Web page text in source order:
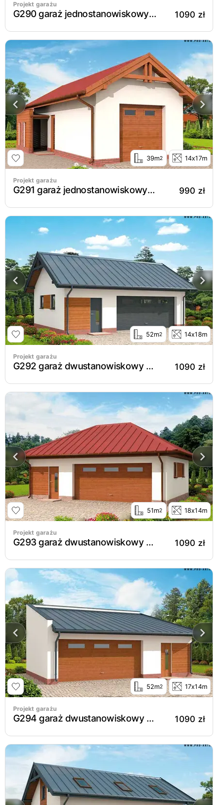
Projekt garażu
G290 garaż jednostanowiskowy z pomieszczeniem gospodarczym i weranda 1090 zł
39m2 14x17m
Projekt garażu
G291 garaż jednostanowiskowy z pomieszczeniem gospodarczym 990 zł
52m2 14x18m
Projekt garażu
G292 garaż dwustanowiskowy z pomieszczeniem gospodarczym 1090 zł
51m2 18x14m
Projekt garażu
G293 garaż dwustanowiskowy z pomieszczeniem gospodarczym 1090 zł
52m2 17x14m
Projekt garażu
G294 garaż dwustanowiskowy z pomieszczeniem gospodarczym 1090 zł